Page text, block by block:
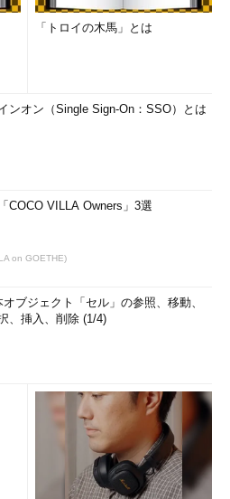
作成されるデータモデルについて
し、アプリケーションの規模やプロ
論理データモデルからDBAが担当す
ニアとは何であるかを定義し、併
計・構築フェイズで作成されるデ
きました。
さんがDAやDBAの役割を担うよ
せん。しかし、いつそのチャンスが
ろから準備しておくことが肝心で
ャンスさえも巡ってこないもので
エンジニアになるための必須知
がら紹介していきます。（次回へ続
「トロイの木馬」とは
ンオン（Single Sign-On：SSO）とは
COCO VILLA Owners」3選
on GOETHE)
ブジェクト「セル」の参照、移動、
、挿入、削除 (1/4)